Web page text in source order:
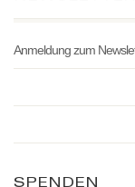
Anmeldung zum
SPENDEN